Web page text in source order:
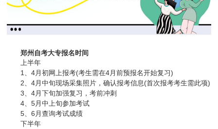
郑州自考大专报名时间
上半年
1、4月初网上报考(考生需在4月前预报名开始复习)
2、4月中旬现场采集照片，确认报考信息(首次报考考生需此项)
3、4月下旬加强复习，考前冲刺
4、5月中上旬参加考试
5、6月查询考试成绩
下半年